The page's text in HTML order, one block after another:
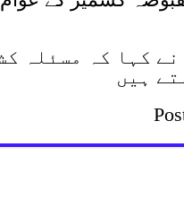
نے کہا کہ مسئلہ
ہیں